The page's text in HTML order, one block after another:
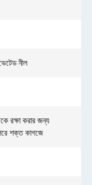
নীল
রক্ষা করার জন্য
শক্ত কাগজে